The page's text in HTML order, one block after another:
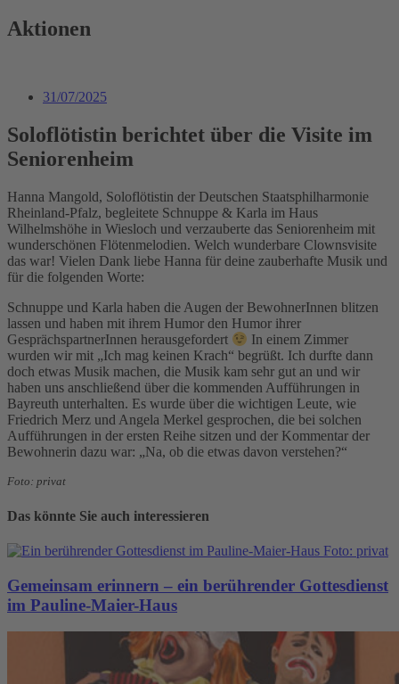
Aktionen
31/07/2025
Soloflötistin berichtet über die Visite im
Seniorenheim
Hanna Mangold, Soloflötistin der Deutschen Staatsphilharmonie
Rheinland-Pfalz, begleitete Schnuppe & Karla im Haus
Wilhelmshöhe in Wiesloch und verzauberte das Seniorenheim mit
wunderschönen Flötenmelodien. Welch wunderbare Clownsvisite
das war! Vielen Dank liebe Hanna für deine zauberhafte Musik und
für die folgenden Worte:
Schnuppe und Karla haben die Augen der BewohnerInnen blitzen
lassen und haben mit ihrem Humor den Humor ihrer
GesprächspartnerInnen herausgefordert
In einem Zimmer
wurden wir mit „Ich mag keinen Krach“ begrüßt. Ich durfte dann
doch etwas Musik machen, die Musik kam sehr gut an und wir
haben uns anschließend über die kommenden Aufführungen in
Bayreuth unterhalten. Es wurde über die wichtigen Leute, wie
Friedrich Merz und Angela Merkel gesprochen, die bei solchen
Aufführungen in der ersten Reihe sitzen und der Kommentar der
Bewohnerin dazu war: „Na, ob die etwas davon verstehen?“
Foto: privat
Das könnte Sie auch interessieren
Gemeinsam erinnern – ein berührender Gottesdienst
im Pauline-Maier-Haus